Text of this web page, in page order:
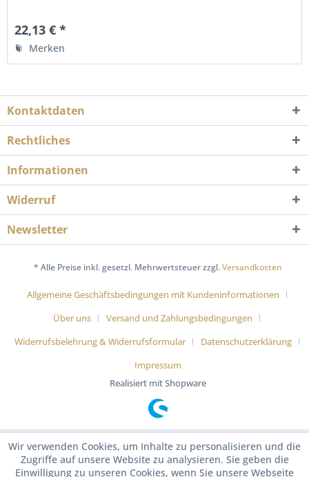
22,13 € *
Merken
Kontaktdaten
Rechtliches
Informationen
Widerruf
Newsletter
* Alle Preise inkl. gesetzl. Mehrwertsteuer zzgl.Versandkosten
Allgemeine Geschäftsbedingungen mit Kundeninformationen
Über uns
Versand und Zahlungsbedingungen
Widerrufsbelehrung & Widerrufsformular
Datenschutzerklärung
Impressum
Realisiert mit Shopware
Wir verwenden Cookies, um Inhalte zu personalisieren und die
Zugriffe auf unsere Website zu analysieren. Sie geben die
Einwilligung zu unseren Cookies, wenn Sie unsere Webseite